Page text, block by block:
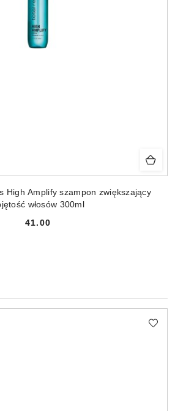
High Amplify szampon zwiększający
włosów 300ml
Cena:
41.00